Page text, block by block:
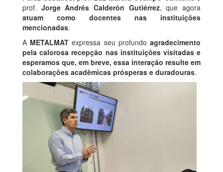
prof. Jorge Andrés Calderón Gutiérrez, que agora
atuam como docentes nas instituições
mencionadas.
A METALMAT expressa seu profundoagradecimento
pela calorosa recepção nas instituições visitadas e
esperamos que, em breve, essa interação resulte em
colaborações acadêmicas prósperas e duradouras.